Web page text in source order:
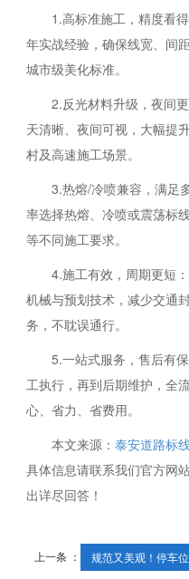
1.高标准施工，精度看
年实战经验，确保线宽、间
城市级美化标准。
2.反光材料升级，夜间
天清晰、夜间可视，大幅提
村及高速施工场景。
3.热熔/冷喷兼容，满足
率选择热熔、冷喷或震荡标
等不同施工要求。
4.施工有效，周期更短：
机械与预划技术，减少交通
务，不耽误通行。
5.一站式服务，售后有
工执行，再到后期维护，全
心、省力、省费用。
本文来源：泰安道路标
具体信息请联系我们官方网
出详尽回答！
上一条 ： 规范又美观！停车